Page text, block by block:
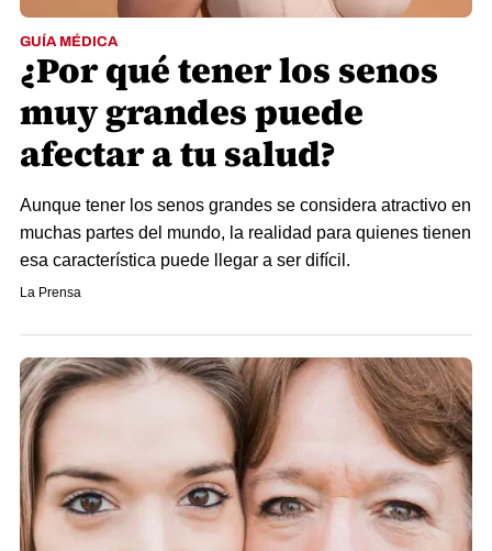
GUÍA MÉDICA
¿Por qué tener los senos
muy grandes puede
afectar a tu salud?
Aunque tener los senos grandes se considera atractivo en
muchas partes del mundo, la realidad para quienes tienen
esa característica puede llegar a ser difícil.
La Prensa